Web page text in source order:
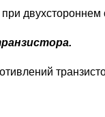
при